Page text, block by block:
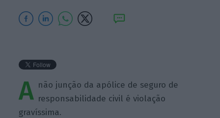
A não junção da apólice de seguro de
responsabilidade civil é violação
gravíssima.